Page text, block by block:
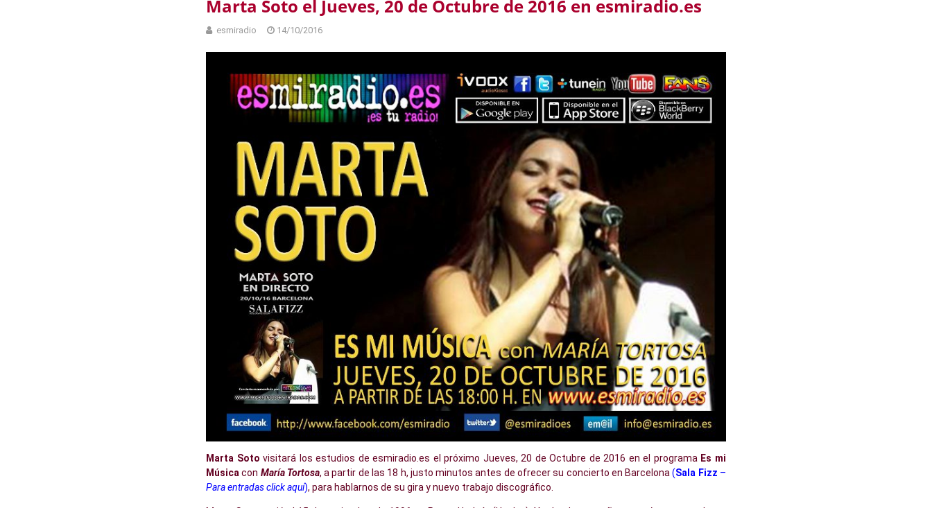
Marta Soto el Jueves, 20 de Octubre de 2016 en esmiradio.es
esmiradio 14/10/2016
Marta Sotovisitará los estudios de esmiradio.es el próximo Jueves, 20 de Octubre de 2016 en el programa Es mi
Música con María Tortosa, a partir de las 18 h, justo minutos antes de ofrecer su concierto en Barcelona(Sala Fizz –
Para entradas click aquí), para hablarnos de su gira y nuevo trabajo discográfico.